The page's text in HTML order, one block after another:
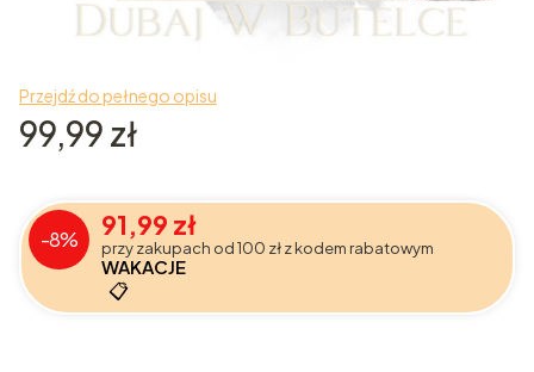
Przejdź do pełnego opisu
Cena
99,99 zł
-8% 91,99 zł
przy zakupach od 100 zł z kodem rabatowym
WAKACJE
📋